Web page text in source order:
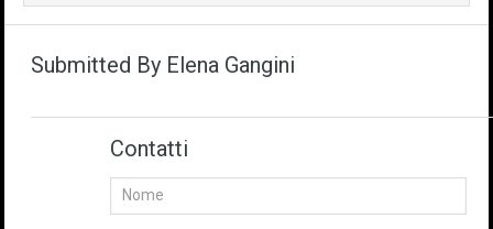
Submitted By Elena Gangini
Contatti